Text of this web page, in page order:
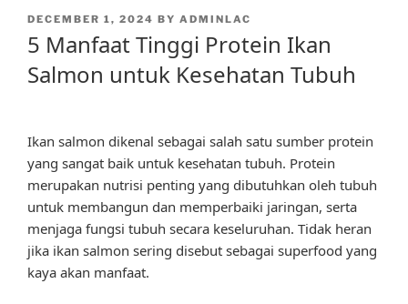
POSTED
DECEMBER 1, 2024 BY ADMINLAC
5 Manfaat Tinggi Protein Ikan
Salmon untuk Kesehatan Tubuh
Ikan salmon dikenal sebagai salah satu sumber protein
yang sangat baik untuk kesehatan tubuh. Protein
merupakan nutrisi penting yang dibutuhkan oleh tubuh
untuk membangun dan memperbaiki jaringan, serta
menjaga fungsi tubuh secara keseluruhan. Tidak heran
jika ikan salmon sering disebut sebagai superfood yang
kaya akan manfaat.